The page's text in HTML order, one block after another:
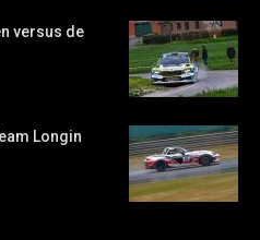
versus de
Longin